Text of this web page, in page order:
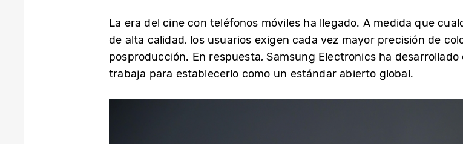
La era del cine con teléfonos móviles ha llegado. A medida que
de alta calidad, los usuarios exigen cada vez mayor precisión de
posproducción. En respuesta, Samsung Electronics ha
trabaja para establecerlo como un estándar abierto global.